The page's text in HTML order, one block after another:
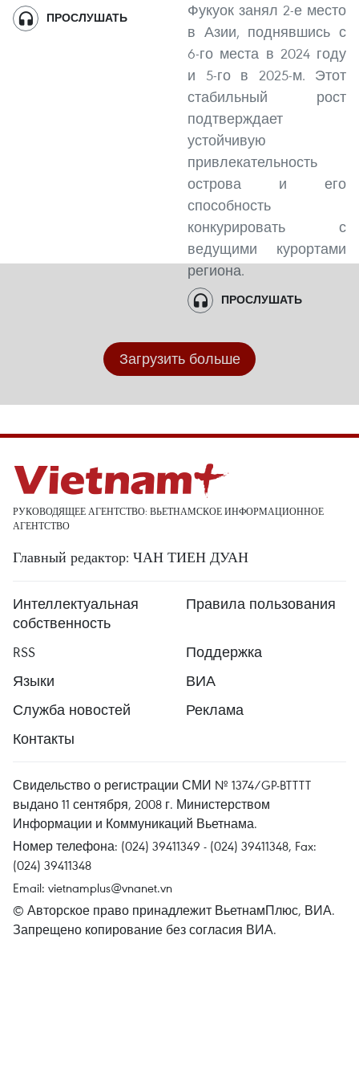
ПРОСЛУШАТЬ
Фукуок занял 2-е место
в Азии, поднявшись с
6-го места в 2024 году
и 5-го в 2025-м. Этот
стабильный рост
подтверждает
устойчивую
привлекательность
острова и его
способность
конкурировать с
ведущими курортами
региона.
ПРОСЛУШАТЬ
Загрузить больше
РУКОВОДЯЩЕЕ АГЕНТСТВО: ВЬЕТНАМСКОЕ ИНФОРМАЦИОННОЕ
АГЕНТСТВО
Главный редактор: ЧАН ТИЕН ДУАН
Интеллектуальная
собственность
Правила пользования
RSS
Поддержка
Языки
ВИА
Служба новостей
Реклама
Контакты
Свидельство о регистрации СМИ № 1374/GP-BTTTT
выдано 11 сентября, 2008 г. Министерством
Информации и Коммуникаций Вьетнама.
Номер телефона: (024) 39411349 - (024) 39411348, Fax:
(024) 39411348
Email: vietnamplus@vnanet.vn
© Авторское право принадлежит ВьетнамПлюс, ВИА.
Запрещено копирование без согласия ВИА.